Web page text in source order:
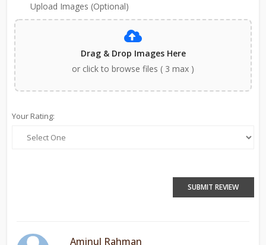
Upload Images (Optional)
Drag & Drop Images Here
or click to browse files ( 3 max )
Your Rating:
SUBMIT REVIEW
Aminul Rahman